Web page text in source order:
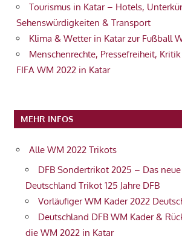
Tourismus in Katar – Hotels,
Sehenswürdigkeiten & Transport
Klima & Wetter in Katar zur Fußball
Menschenrechte, Pressefreiheit,
FIFA WM 2022 in Katar
MEHR INFOS
Alle WM 2022 Trikots
DFB Sondertrikot 2025 – Das
Deutschland Trikot 125 Jahre DFB
Vorläufiger WM Kader 2022
Deutschland DFB WM Kader &
die WM 2022 in Katar